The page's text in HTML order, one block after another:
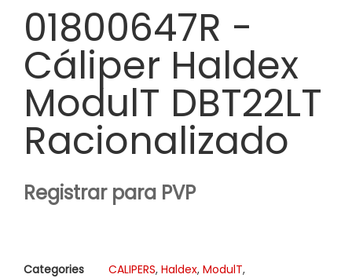
01800647R -
Cáliper Haldex
ModulT DBT22LT
Racionalizado
Registrar para PVP
Categories CALIPERS, Haldex, ModulT,